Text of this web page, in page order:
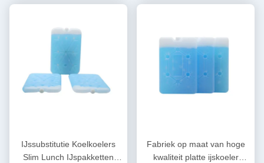
IJssubstitutie Koelkoelers
Slim Lunch IJspakketten
Fabriek op maat van hoge
kwaliteit platte ijskoeler